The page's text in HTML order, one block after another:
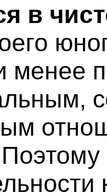
в
менее